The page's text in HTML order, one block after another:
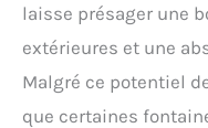
laisse présager une
extérieures et une
Malgré ce potentiel
que certaines